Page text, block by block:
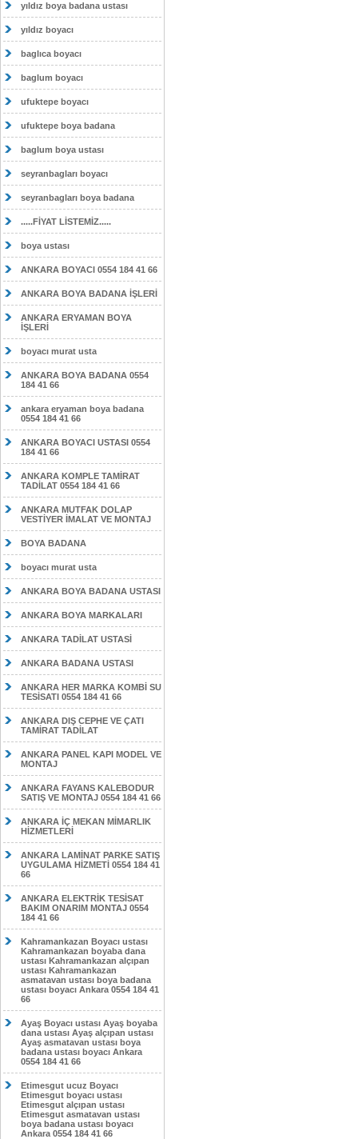
yıldız boya badana ustası
yıldız boyacı
baglıca boyacı
baglum boyacı
ufuktepe boyacı
ufuktepe boya badana
baglum boya ustası
seyranbagları boyacı
seyranbagları boya badana
.....FİYAT LİSTEMİZ.....
boya ustası
ANKARA BOYACI 0554 184 41 66
ANKARA BOYA BADANA İŞLERİ
ANKARA ERYAMAN BOYA
İŞLERİ
boyacı murat usta
ANKARA BOYA BADANA 0554
184 41 66
ankara eryaman boya badana
0554 184 41 66
ANKARA BOYACI USTASI 0554
184 41 66
ANKARA KOMPLE TAMİRAT
TADİLAT 0554 184 41 66
ANKARA MUTFAK DOLAP
VESTİYER İMALAT VE MONTAJ
BOYA BADANA
boyacı murat usta
ANKARA BOYA BADANA USTASI
ANKARA BOYA MARKALARI
ANKARA TADİLAT USTASİ
ANKARA BADANA USTASI
ANKARA HER MARKA KOMBİ SU
TESİSATI 0554 184 41 66
ANKARA DIŞ CEPHE VE ÇATI
TAMİRAT TADİLAT
ANKARA PANEL KAPI MODEL VE
MONTAJ
ANKARA FAYANS KALEBODUR
SATIŞ VE MONTAJ 0554 184 41 66
ANKARA İÇ MEKAN MİMARLIK
HİZMETLERİ
ANKARA LAMİNAT PARKE SATIŞ
UYGULAMA HİZMETİ 0554 184 41
66
ANKARA ELEKTRİK TESİSAT
BAKIM ONARIM MONTAJ 0554
184 41 66
Kahramankazan Boyacı ustası
Kahramankazan boyaba dana
ustası Kahramankazan alçıpan
ustası Kahramankazan
asmatavan ustası boya badana
ustası boyacı Ankara 0554 184 41
66
Ayaş Boyacı ustası Ayaş boyaba
dana ustası Ayaş alçıpan ustası
Ayaş asmatavan ustası boya
badana ustası boyacı Ankara
0554 184 41 66
Etimesgut ucuz Boyacı
Etimesgut boyacı ustası
Etimesgut alçıpan ustası
Etimesgut asmatavan ustası
boya badana ustası boyacı
Ankara 0554 184 41 66